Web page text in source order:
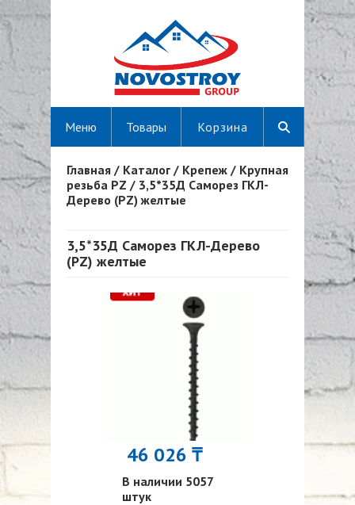
Корзина
Меню Товары
Вы здесь
Главная / Каталог / Крепеж / Крупная
резьба PZ / 3,5*35Д Саморез ГКЛ-
Дерево (PZ) желтые
3,5*35Д Саморез ГКЛ-Дерево
(PZ) желтые
46 026 ₸
В наличии 5057
штук